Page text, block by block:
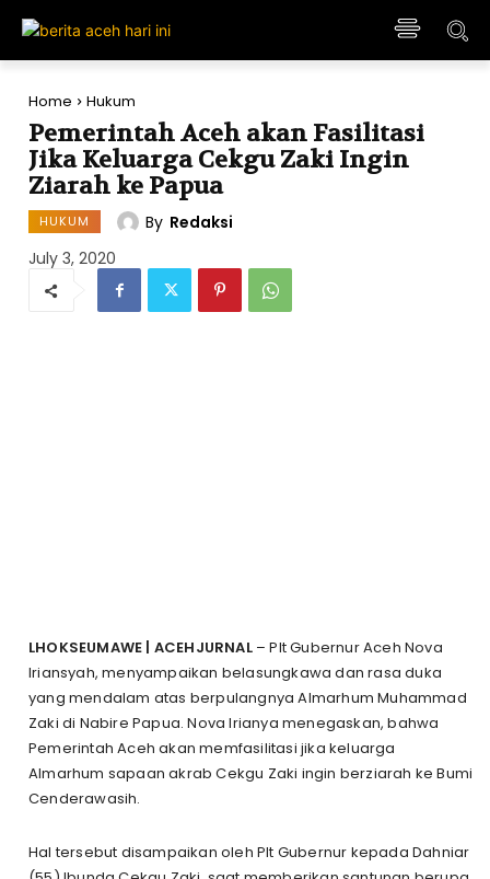
Home Hukum
Pemerintah Aceh akan Fasilitasi
Jika Keluarga Cekgu Zaki Ingin
Ziarah ke Papua
HUKUM By Redaksi
July 3, 2020
LHOKSEUMAWE | ACEHJURNAL– Plt Gubernur Aceh Nova
Iriansyah, menyampaikan belasungkawa dan rasa duka
yang mendalam atas berpulangnya Almarhum Muhammad
Zaki di Nabire Papua. Nova Irianya menegaskan, bahwa
Pemerintah Aceh akan memfasilitasi jika keluarga
Almarhum sapaan akrab Cekgu Zaki ingin berziarah ke Bumi
Cenderawasih.
Hal tersebut disampaikan oleh Plt Gubernur kepada Dahniar